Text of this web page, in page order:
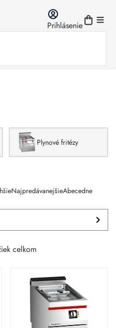
Prihlásenie
Plynové fritézy
NajpredávanejšieAbecedne
celkom